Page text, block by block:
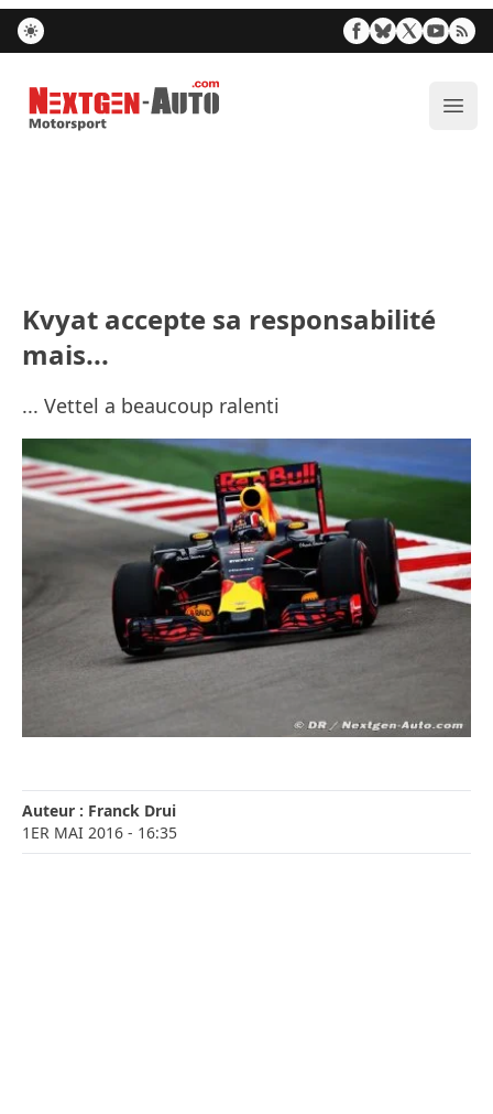
Nextgen-Auto.com
Kvyat accepte sa responsabilité
mais...
... Vettel a beaucoup ralenti
Auteur : Franck Drui
1ER MAI 2016 - 16:35